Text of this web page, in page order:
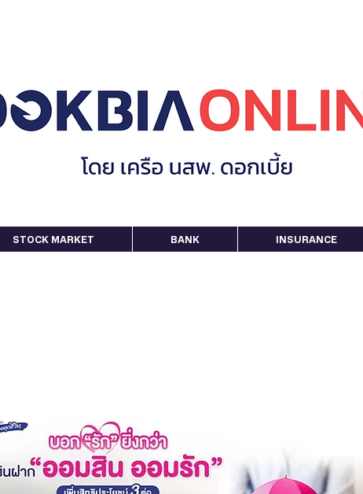
STOCK MARKET BANK INSURANCE